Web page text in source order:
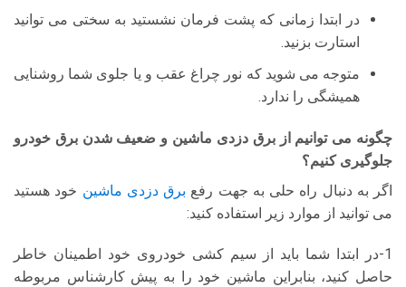
در ابتدا زمانی که پشت فرمان نشستید به سختی می توانید
استارت بزنید.
متوجه می شوید که نور چراغ عقب و یا جلوی شما روشنایی
همیشگی را ندارد.
چگونه می توانیم از برق دزدی ماشین و ضعیف شدن برق خودرو
جلوگیری کنیم؟
اگر به دنبال راه حلی به جهت رفع برق دزدی ماشین خود هستید
می توانید از موارد زیر استفاده کنید:
1-در ابتدا شما باید از سیم کشی خودروی خود اطمینان خاطر
حاصل کنید، بنابراین ماشین خود را به پیش کارشناس مربوطه